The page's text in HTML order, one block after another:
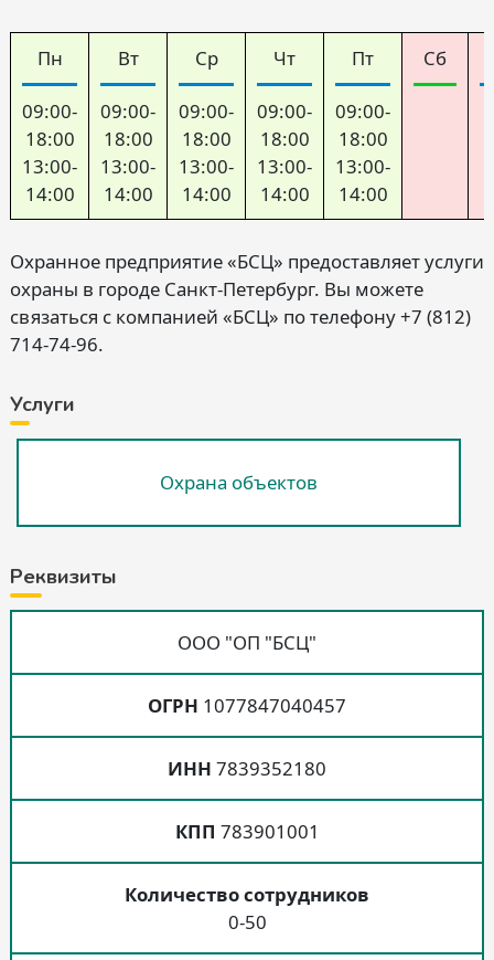
Пн
09:00-
18:00
13:00-
14:00
Вт
09:00-
18:00
13:00-
14:00
Ср
09:00-
18:00
13:00-
14:00
Чт
09:00-
18:00
13:00-
14:00
Пт
09:00-
18:00
13:00-
14:00
Сб
Охранное предприятие «БСЦ» предоставляет услуги
охраны в городе Санкт-Петербург. Вы можете
связаться с компанией «БСЦ» по телефону +7 (812)
714-74-96.
Услуги
Охрана объектов
Реквизиты
ООО "ОП "БСЦ"
ОГРН 1077847040457
ИНН 7839352180
КПП 783901001
Количество сотрудников
0-50